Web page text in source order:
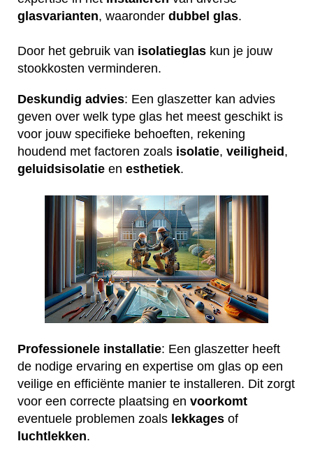
glasvarianten, waaronder dubbel glas.
Door het gebruik van isolatieglas kun je jouw
stookkosten verminderen.
Deskundig advies: Een glaszetter kan advies
geven over welk type glas het meest geschikt is
voor jouw specifieke behoeften, rekening
houdend met factoren zoals isolatie, veiligheid,
geluidsisolatie en esthetiek.
Professionele installatie: Een glaszetter heeft
de nodige ervaring en expertise om glas op een
veilige en efficiënte manier te installeren. Dit zorgt
voor een correcte plaatsing en voorkomt
eventuele problemen zoals lekkages of
luchtlekken.